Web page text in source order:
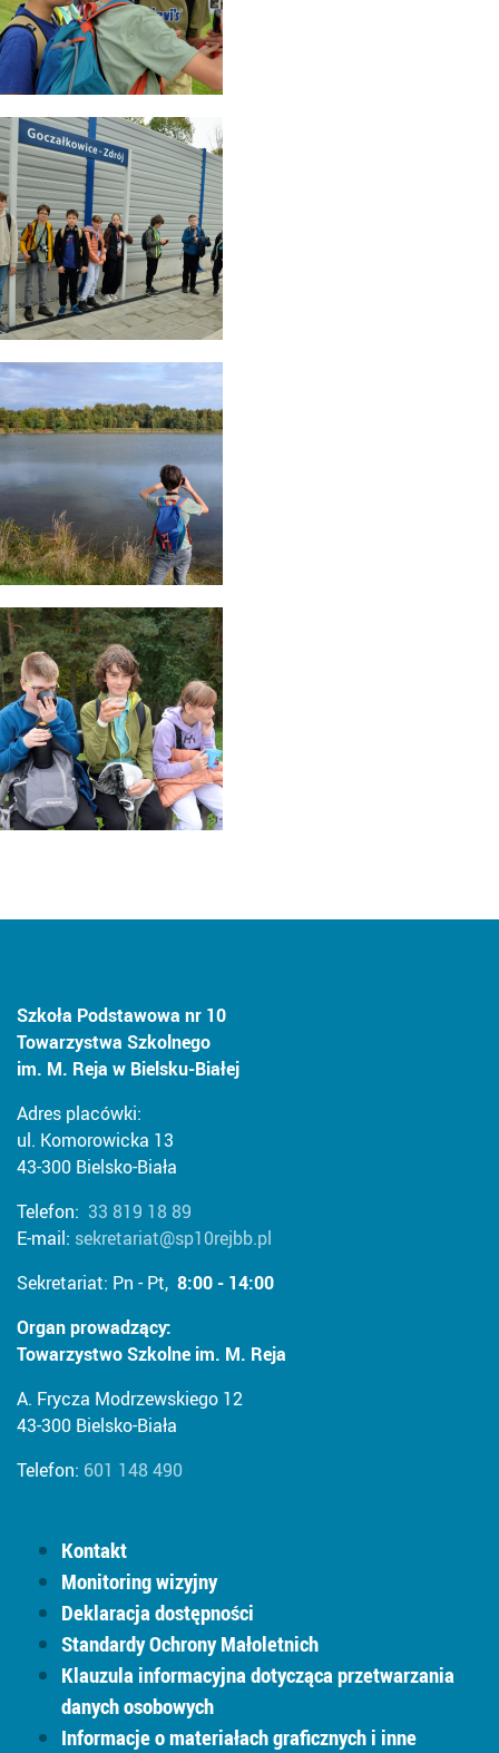
Szkoła Podstawowa nr 10
Towarzystwa Szkolnego
im. M. Reja w Bielsku-Białej
Adres placówki:
ul. Komorowicka 13
43-300 Bielsko-Biała
Telefon: 33 819 18 89
E-mail: sekretariat@sp10rejbb.pl
Sekretariat: Pn - Pt, 8:00 - 14:00
Organ prowadzący:
Towarzystwo Szkolne im. M. Reja
A. Frycza Modrzewskiego 12
43-300 Bielsko-Biała
Telefon: 601 148 490
Kontakt
Monitoring wizyjny
Deklaracja dostępności
Standardy Ochrony Małoletnich
Klauzula informacyjna dotycząca przetwarzania
danych osobowych
Informacje o materiałach graficznych i inne